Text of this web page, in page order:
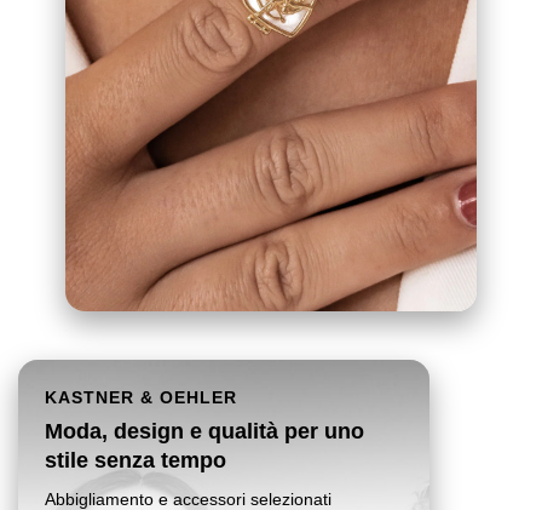
KASTNER & OEHLER
Moda, design e qualità per uno
stile senza tempo
Abbigliamento e accessori selezionati